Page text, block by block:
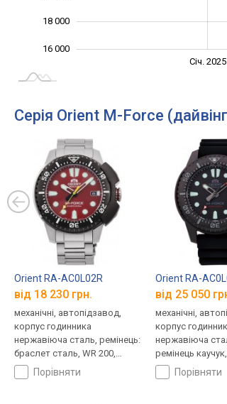
16 000
18 000
Січ. 2025
Серія Orient M-Force
Orient RA-AC0L02R
від 18 230 грн.
механічні, автопідзавод,
корпус годинника
нержавіюча сталь, ремінець:
браслет сталь, WR 200,
Японіяпорівняти
Orient RA-
від 25 050
механічні,
корпус
нержавіюча
ремінець
Японіяпорівняти